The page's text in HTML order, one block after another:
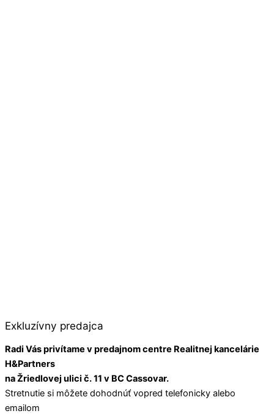
Exkluzívny predajca
Radi Vás privítame v predajnom centre Realitnej kancelárie
H&Partners
na Žriedlovej ulici č. 11 v BC Cassovar.
Stretnutie si môžete dohodnúť vopred telefonicky alebo
emailom